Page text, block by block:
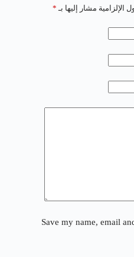
الإلزامية مشار إليها بـ *
Save my name, email